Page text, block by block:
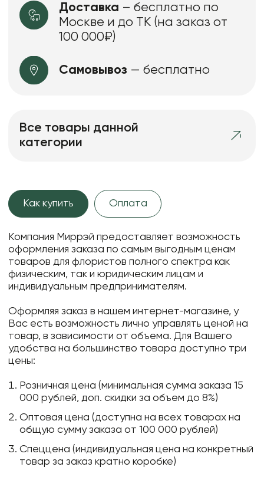
Доставка – бесплатно по
Москве и до ТК (на заказ от
100 000₽)
Самовывоз — бесплатно
Все товары данной
категории
Как купить Оплата
Компания Миррэй предоставляет возможность
оформления заказа по самым выгодным ценам
товаров для флористов полного спектра как
физическим, так и юридическим лицам и
индивидуальным предпринимателям.
Оформляя заказ в нашем интернет-магазине, у
Вас есть возможность лично управлять ценой на
товар, в зависимости от объема. Для Вашего
удобства на большинство товара доступно три
цены:
Розничная цена (минимальная сумма заказа 15
000 рублей, доп. скидки за объем до 8%)
Оптовая цена (доступна на всех товарах на
общую сумму заказа от 100 000 рублей)
Спеццена (индивидуальная цена на конкретный
товар за заказ кратно коробке)